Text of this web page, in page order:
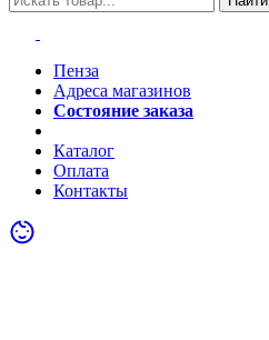
Пенза
Адреса магазинов
Состояние заказа
Каталог
Оплата
Контакты